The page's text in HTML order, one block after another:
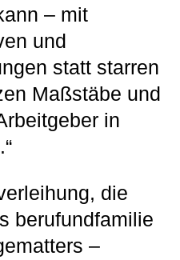
– mit
und
statt starren
Maßstäbe und
in
die
berufundfamilie
–